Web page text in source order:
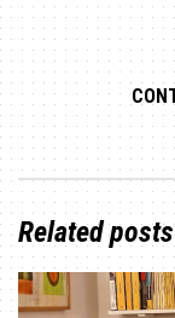
Related posts